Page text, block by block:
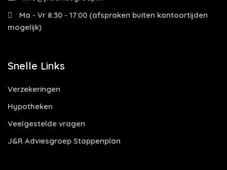
Ma - Vr 8:30 - 17:00 (afspraken buiten kantoortijden
mogelijk)
Snelle Links
Verzekeringen
Hypotheken
Veelgestelde vragen
J&R Adviesgroep Stappenplan